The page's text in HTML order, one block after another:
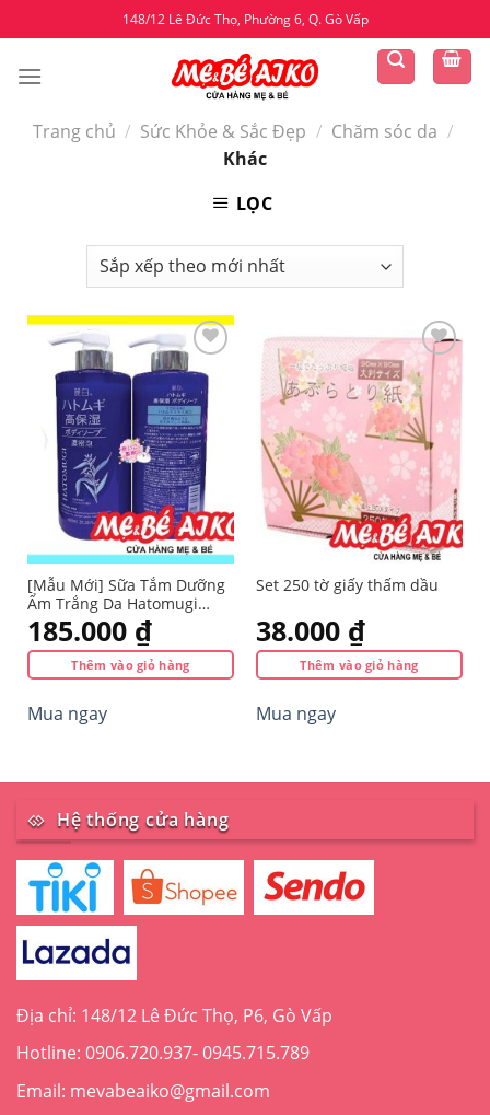
to
content
148/12 Lê Đức Thọ, Phường 6, Q. Gò Vấp
Trang chủ / Sức Khỏe & Sắc Đẹp / Chăm sóc da /
Khác
LỌC
[Mẫu Mới] Sữa Tắm Dưỡng
Ẩm Trắng Da Hatomugi
Nhật 600ml
185.000 ₫
Thêm vào giỏ hàng
Mua ngay
Set 250 tờ giấy thấm dầu
38.000 ₫
Thêm vào giỏ hàng
Mua ngay
Hệ thống cửa hàng
Địa chỉ: 148/12 Lê Đức Thọ, P6, Gò Vấp
Hotline: 0906.720.937- 0945.715.789
Email: mevabeaiko@gmail.com